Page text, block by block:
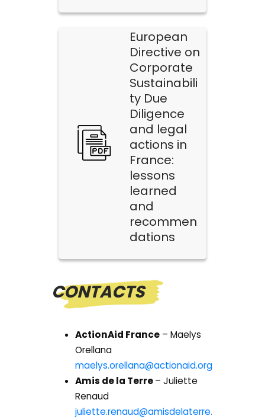
European
Directive on
Corporate
Sustainabili
ty Due
Diligence
and legal
actions in
France:
lessons
learned
and
recommen
dations
CONTACTS
ActionAid France – Maelys
Orellana
maelys.orellana@actionaid.org
Amis de la Terre– Juliette
Renaud
juliette.renaud@amisdelaterre.